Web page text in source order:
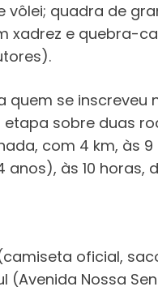
quadra de
xadrez e quebra-
quem se
sobre duas
com 4 km, às
às 10
oficial,
Nossa